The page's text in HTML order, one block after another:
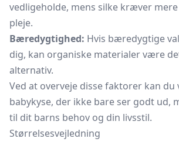
vedligeholde, mens silke kræver
pleje.
Bæredygtighed: Hvis bæredygtige
dig, kan organiske materialer være
alternativ.
Ved at overveje disse faktorer kan du
babykyse, der ikke bare ser godt ud,
til dit barns behov og din livsstil.
Størrelsesvejledning